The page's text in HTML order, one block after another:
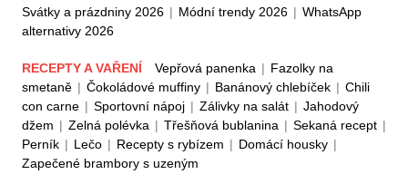
Svátky a prázdniny 2026 | Módní trendy 2026 | WhatsApp
alternativy 2026
RECEPTY A VAŘENÍ Vepřová panenka | Fazolky na
smetaně | Čokoládové muffiny | Banánový chlebíček | Chili
con carne | Sportovní nápoj | Zálivky na salát | Jahodový
džem | Zelná polévka | Třešňová bublanina | Sekaná recept |
Perník | Lečo | Recepty s rybízem | Domácí housky |
Zapečené brambory s uzeným